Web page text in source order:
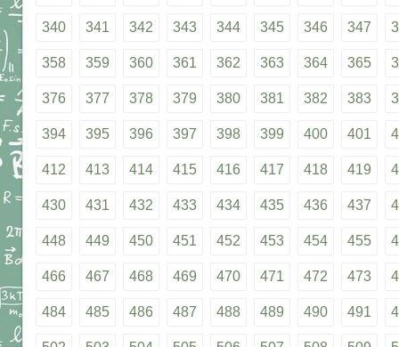
340 341 342 343 344 345 346 347
358 359 360 361 362 363 364 365
376 377 378 379 380 381 382 383
394 395 396 397 398 399 400 401
412 413 414 415 416 417 418 419
430 431 432 433 434 435 436 437
448 449 450 451 452 453 454 455
466 467 468 469 470 471 472 473
484 485 486 487 488 489 490 491